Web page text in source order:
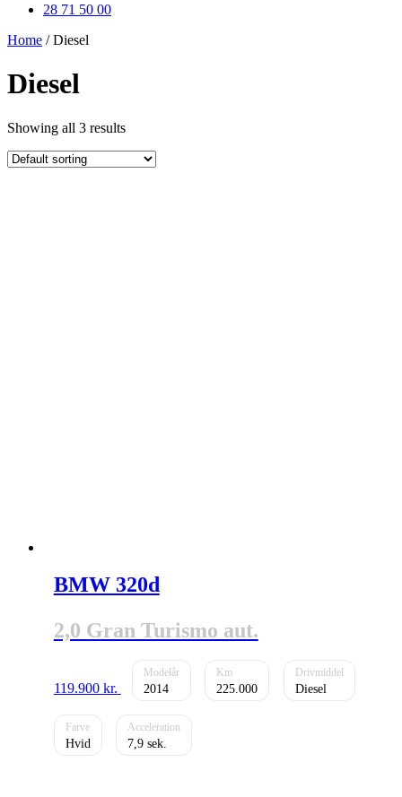
28 71 50 00
Home / Diesel
Diesel
Showing all 3 results
BMW 320d
2,0 Gran Turismo aut.
119.900 kr. 2014 225.000 Diesel
Hvid 7,9